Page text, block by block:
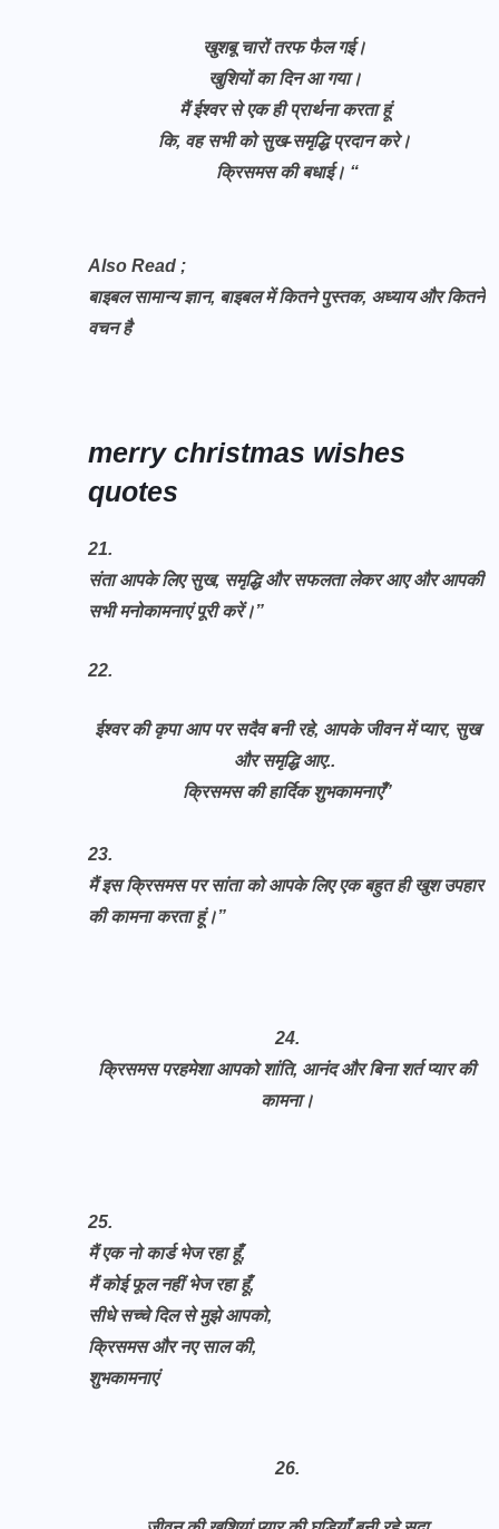
खुशबू चारों तरफ फैल गई।
खुशियों का दिन आ गया।
मैं ईश्वर से एक ही प्रार्थना करता हूं
कि, वह सभी को सुख-समृद्धि प्रदान करे।
क्रिसमस की बधाई। “
Also Read ;
बाइबल सामान्य ज्ञान, बाइबल में कितने पुस्तक, अध्याय और कितने
वचन है
merry christmas wishes
quotes
21.
संता आपके लिए सुख, समृद्धि और सफलता लेकर आए और आपकी
सभी मनोकामनाएं पूरी करें।”
22.
ईश्वर की कृपा आप पर सदैव बनी रहे, आपके जीवन में प्यार, सुख
और समृद्धि आए..
क्रिसमस की हार्दिक शुभकामनाएँ”
23.
मैं इस क्रिसमस पर सांता को आपके लिए एक बहुत ही खुश उपहार
की कामना करता हूं।”
24.
क्रिसमस परहमेशा आपको शांति, आनंद और बिना शर्त प्यार की
कामना।
25.
मैं एक नो कार्ड भेज रहा हूँ,
मैं कोई फूल नहीं भेज रहा हूँ,
सीधे सच्चे दिल से मुझे आपको,
क्रिसमस और नए साल की,
शुभकामनाएं
26.